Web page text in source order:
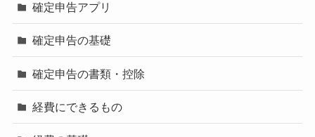
確定申告アプリ
確定申告の基礎
確定申告の書類・控除
経費にできるもの